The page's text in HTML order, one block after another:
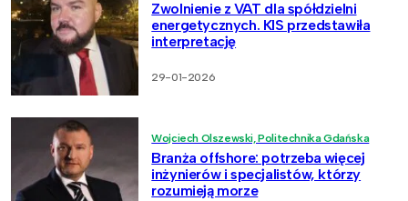
Zwolnienie z VAT dla spółdzielni
energetycznych. KIS przedstawiła
interpretację
29-01-2026
Wojciech Olszewski, Politechnika Gdańska
Branża offshore: potrzeba więcej
inżynierów i specjalistów, którzy
rozumieją morze